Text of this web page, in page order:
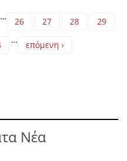
… 26 27 28 29
… επόμενη ›
Νέα